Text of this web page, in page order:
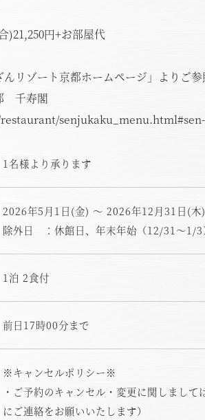
)21,250円+お部屋代
リゾート京都ホームページ」よりご参
千寿閣
1名様より承ります
2026年5月1日(金) ～ 2026年12月31日(
除外日 ：休館日、年末年始（12/31～1/3
1泊 2食付
前日17時00分まで
※キャンセルポリシー※
・ご予約のキャンセル・変更に関しまし
にご連絡をお願いいたします）
オンライ
※ご利用には「 My